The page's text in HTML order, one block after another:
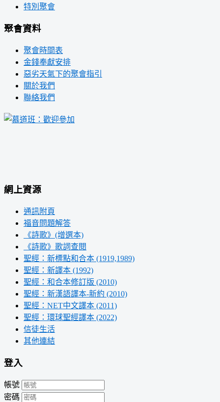
特別聚會
聚會資料
聚會時間表
金錢奉獻安排
惡劣天氣下的聚會指引
關於我們
聯絡我們
網上資源
通訊附頁
福音問題解答
《詩歌》(增選本)
《詩歌》歌詞查閱
聖經：新標點和合本 (1919,1989)
聖經：新譯本 (1992)
聖經：和合本修訂版 (2010)
聖經：新漢語譯本-新約 (2010)
聖經：NET中文譯本 (2011)
聖經：環球聖經譯本 (2022)
信徒生活
其他連結
登入
帳號
密碼